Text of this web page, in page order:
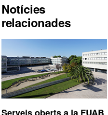
Notícies
relacionades